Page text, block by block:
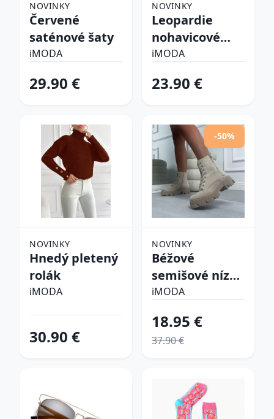
NOVINKY
Červené
saténové šaty
iMODA
29.90 €
NOVINKY
Leopardie
nohavicové
pyžamo
iMODA
23.90 €
NOVINKY
Hnedý pletený
rolák
iMODA
30.90 €
-50%
NOVINKY
Béžové
semišové nízke
čižmy
iMODA
18.95 €
37.90 €